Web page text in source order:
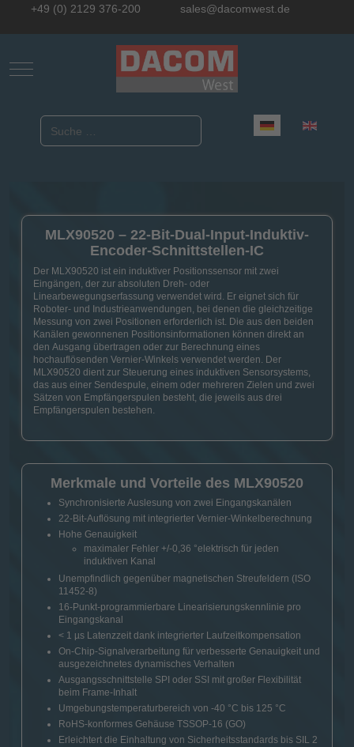
+49 (0) 2129 376-200 sales@dacomwest.de
Mobile Menu Toggle
Sprache auswählen
MLX90520 – 22-Bit-Dual-Input-Induktiv-
Encoder-Schnittstellen-IC
Der MLX90520 ist ein induktiver Positionssensor mit zwei
Eingängen, der zur absoluten Dreh- oder
Linearbewegungserfassung verwendet wird. Er eignet sich für
Roboter- und Industrieanwendungen, bei denen die gleichzeitige
Messung von zwei Positionen erforderlich ist. Die aus den beiden
Kanälen gewonnenen Positionsinformationen können direkt an
den Ausgang übertragen oder zur Berechnung eines
hochauflösenden Vernier-Winkels verwendet werden. Der
MLX90520 dient zur Steuerung eines induktiven Sensorsystems,
das aus einer Sendespule, einem oder mehreren Zielen und zwei
Sätzen von Empfängerspulen besteht, die jeweils aus drei
Empfängerspulen bestehen.
Merkmale und Vorteile des MLX90520
Synchronisierte Auslesung von zwei Eingangskanälen
22-Bit-Auflösung mit integrierter Vernier-Winkelberechnung
Hohe Genauigkeit
maximaler Fehler +/-0,36 °elektrisch für jeden
induktiven Kanal
Unempfindlich gegenüber magnetischen Streufeldern (ISO
11452-8)
16-Punkt-programmierbare Linearisierungskennlinie pro
Eingangskanal
< 1 µs Latenzzeit dank integrierter Laufzeitkompensation
On-Chip-Signalverarbeitung für verbesserte Genauigkeit und
ausgezeichnetes dynamisches Verhalten
Ausgangsschnittstelle SPI oder SSI mit großer Flexibilität
beim Frame-Inhalt
Umgebungstemperaturbereich von -40 °C bis 125 °C
RoHS-konformes Gehäuse TSSOP-16 (GO)
Erleichtert die Einhaltung von Sicherheitsstandards bis SIL 2